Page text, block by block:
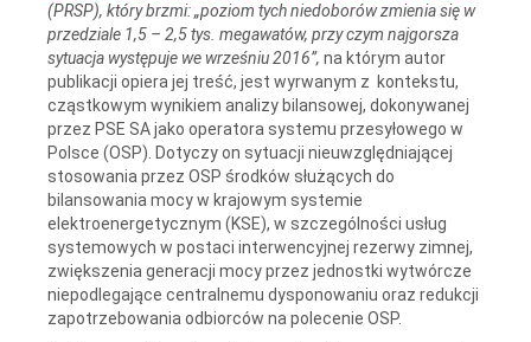
(PRSP), który brzmi: „poziom tych niedoborów zmienia się w
przedziale 1,5 – 2,5 tys. megawatów, przy czym najgorsza
sytuacja występuje we wrześniu 2016”, na którym autor
publikacji opiera jej treść, jest wyrwanym z kontekstu,
cząstkowym wynikiem analizy bilansowej, dokonywanej
przez PSE SA jako operatora systemu przesyłowego w
Polsce (OSP). Dotyczy on sytuacji nieuwzględniającej
stosowania przez OSP środków służących do
bilansowania mocy w krajowym systemie
elektroenergetycznym (KSE), w szczególności usług
systemowych w postaci interwencyjnej rezerwy zimnej,
zwiększenia generacji mocy przez jednostki wytwórcze
niepodlegające centralnemu dysponowaniu oraz redukcji
zapotrzebowania odbiorców na polecenie OSP.